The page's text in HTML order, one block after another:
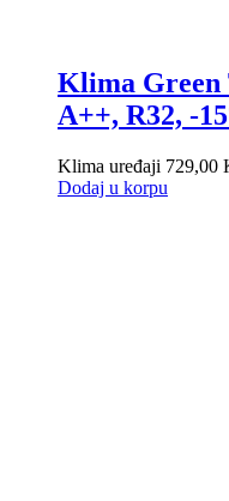
Klima Green
A++, R32, -
Klima uređaji 729,00
Dodaj u korpu